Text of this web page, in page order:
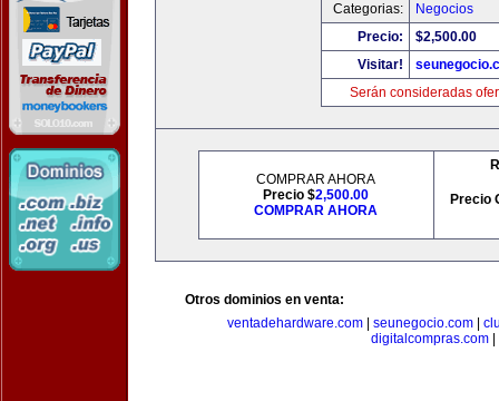
Categorias:
Negocios
Precio:
$2,500.00
Visitar!
Serán consideradas
COMPRAR AHORA
Precio $2,500.00
COMPRAR AHORA
Precio
Otros dominios en venta:
ventadehardware.com| seunegocio.com|
digitalcompras.com